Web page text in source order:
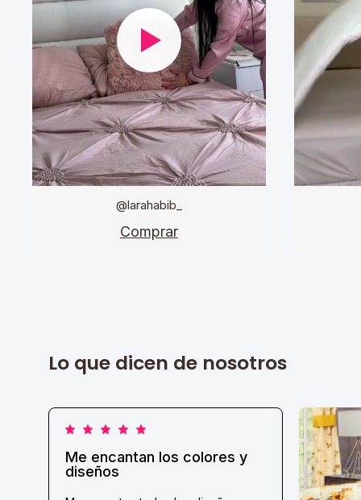
@larahabib_
Comprar
Lo que dicen de nosotros
Me encantan los colores y
diseños